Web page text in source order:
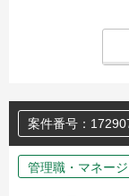
案件番号：
管理職・マネー